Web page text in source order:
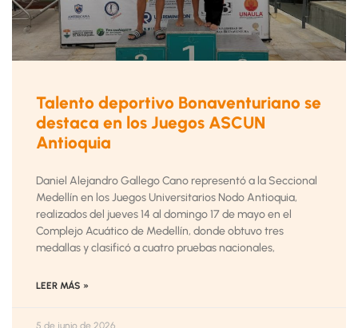
Talento deportivo Bonaventuriano se
destaca en los Juegos ASCUN
Antioquia
Daniel Alejandro Gallego Cano representó a la Seccional
Medellín en los Juegos Universitarios Nodo Antioquia,
realizados del jueves 14 al domingo 17 de mayo en el
Complejo Acuático de Medellín, donde obtuvo tres
medallas y clasificó a cuatro pruebas nacionales,
LEER MÁS »
5 de junio de 2026